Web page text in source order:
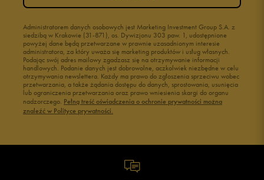
Administratorem danych osobowych jest Marketing Investment Group S.A. z
siedzibą w Krakowie (31-871), os. Dywizjonu 303 paw. 1, udostępnione
powyżej dane będą przetwarzane w prawnie uzasadnionym interesie
administratora, za który uważa się marketing produktów i usług własnych.
Podając swój adres mailowy zgadzasz się na otrzymywanie informacji
handlowych. Podanie danych jest dobrowolne, aczkolwiek niezbędne w celu
otrzymywania newslettera. Każdy ma prawo do zgłoszenia sprzeciwu wobec
przetwarzania, a także żądania dostępu do danych, sprostowania, usunięcia
lub ograniczenia przetwarzania oraz prawo wniesienia skargi do organu
nadzorczego. Pełną treść oświadczenia o ochronie prywatności można
znaleźć w Polityce prywatności.